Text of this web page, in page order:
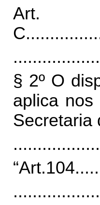
C
§ 2º O
aplica
Secretaria
“Art.104